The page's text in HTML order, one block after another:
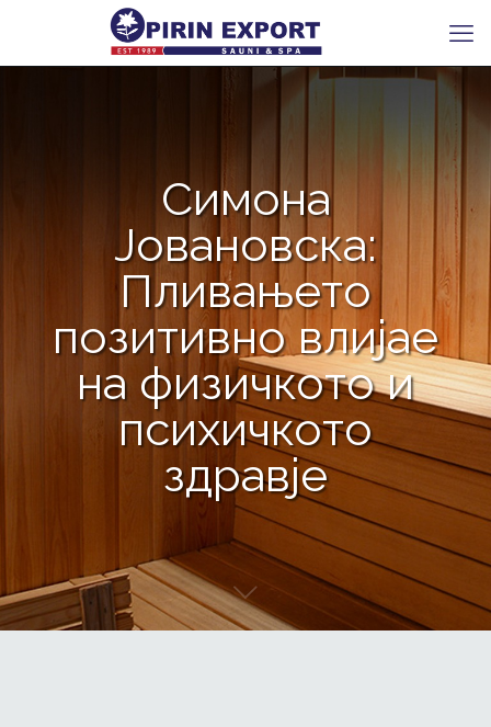
Симона
Јовановска:
Пливањето
позитивно влијае
на физичкото и
психичкото
здравје